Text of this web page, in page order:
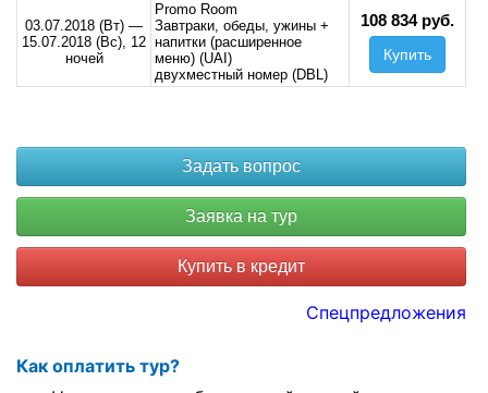
03.07.2018 (Вт) —
15.07.2018 (Вс), 12
ночей
Promo Room
Завтраки, обеды, ужины +
напитки (расширенное
меню) (UAI)
двухместный номер (DBL)
108 834 руб.
Купить
Купить в кредит
Спецпредложения
Как оплатить тур?